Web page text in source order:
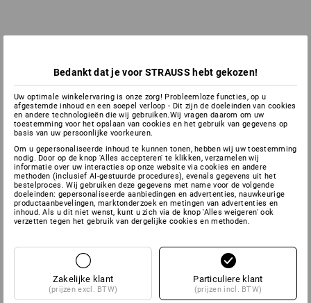
Bedankt dat je voor STRAUSS hebt gekozen!
Uw optimale winkelervaring is onze zorg! Probleemloze functies, op u
afgestemde inhoud en een soepel verloop - Dit zijn de doeleinden van cookies
en andere technologieën die wij gebruiken.Wij vragen daarom om uw
toestemming voor het opslaan van cookies en het gebruik van gegevens op
basis van uw persoonlijke voorkeuren.
Om u gepersonaliseerde inhoud te kunnen tonen, hebben wij uw toestemming
nodig. Door op de knop 'Alles accepteren' te klikken, verzamelen wij
informatie over uw interacties op onze website via cookies en andere
methoden (inclusief AI-gestuurde procedures), evenals gegevens uit het
bestelproces. Wij gebruiken deze gegevens met name voor de volgende
doeleinden: gepersonaliseerde aanbiedingen en advertenties, nauwkeurige
productaanbevelingen, marktonderzoek en metingen van advertenties en
inhoud. Als u dit niet wenst, kunt u zich via de knop 'Alles weigeren' ook
verzetten tegen het gebruik van dergelijke cookies en methoden.
Zakelijke klant
(prijzen excl. BTW)
Particuliere klant
(prijzen incl. BTW)